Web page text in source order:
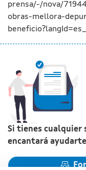
prensa/-/nova/
obras-mellora-
Si tienes cualquier
encantará